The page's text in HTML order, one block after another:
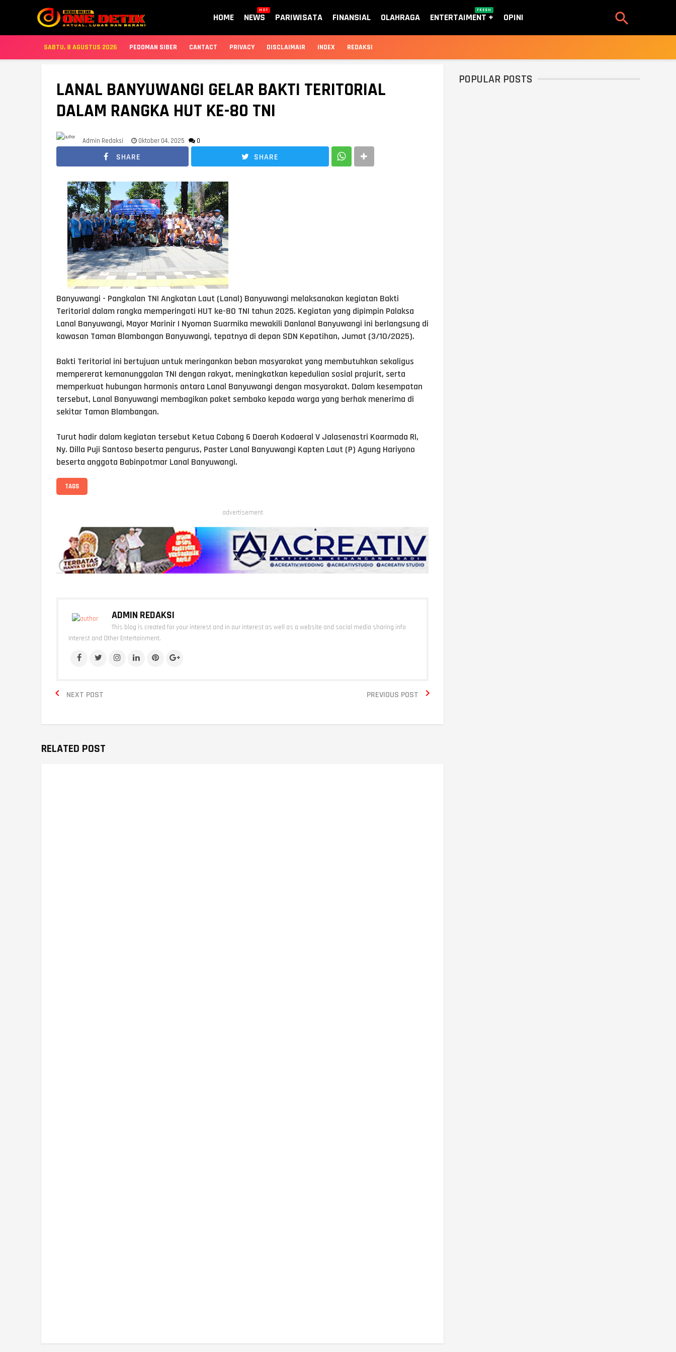
HOME NEWS
HOT
PARIWISATA FINANSIAL OLAHRAGA ENTERTAIMENT
FRESH
OPINI 
SABTU, 8 AGUSTUS 2026 PEDOMAN SIBER CANTACT PRIVACY DISCLAIMAIR INDEX REDAKSI
LANAL BANYUWANGI GELAR BAKTI TERITORIAL
DALAM RANGKA HUT KE-80 TNI
Admin Redaksi Oktober 04, 2025 0
SHARE SHARE
Banyuwangi - Pangkalan TNI Angkatan Laut (Lanal) Banyuwangi melaksanakan kegiatan Bakti
Teritorial dalam rangka memperingati HUT ke-80 TNI tahun 2025. Kegiatan yang dipimpin Palaksa
Lanal Banyuwangi, Mayor Marinir I Nyoman Suarmika mewakili Danlanal Banyuwangi ini berlangsung di
kawasan Taman Blambangan Banyuwangi, tepatnya di depan SDN Kepatihan, Jumat (3/10/2025).
Bakti Teritorial ini bertujuan untuk meringankan beban masyarakat yang membutuhkan sekaligus
mempererat kemanunggalan TNI dengan rakyat, meningkatkan kepedulian sosial prajurit, serta
memperkuat hubungan harmonis antara Lanal Banyuwangi dengan masyarakat. Dalam kesempatan
tersebut, Lanal Banyuwangi membagikan paket sembako kepada warga yang berhak menerima di
sekitar Taman Blambangan.
Turut hadir dalam kegiatan tersebut Ketua Cabang 6 Daerah Kodaeral V Jalasenastri Koarmada RI,
Ny. Dilla Puji Santoso beserta pengurus, Paster Lanal Banyuwangi Kapten Laut (P) Agung Hariyono
beserta anggota Babinpotmar Lanal Banyuwangi.
TAGS
advertisement
ADMIN REDAKSI
This blog is created for your interest and in our interest as well as a website and social media sharing info
Interest and Other Entertainment.
NEXT POST
 PREVIOUS POST 
RELATED POST
POPULAR POSTS